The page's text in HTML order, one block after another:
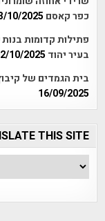
כפר קאסם 10/2025
בעיר יהוד 10/2025
בית הגמדים של
16/09/2025
THIS SITE!